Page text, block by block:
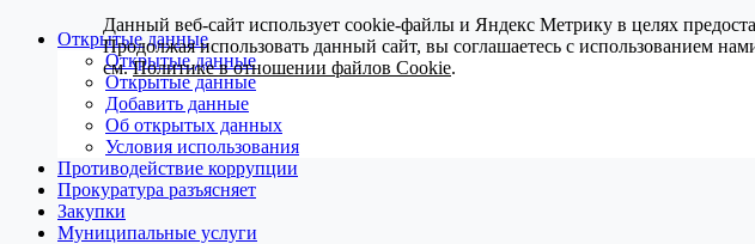
Открытые данные
Открытые данные
Открытые данные
Добавить данные
Об открытых данных
Условия использования
Противодействие коррупции
Прокуратура разъясняет
Закупки
Муниципальные услуги
Данный веб-сайт использует cookie-файлы и Яндекс Метрику в целях
Продолжая использовать данный сайт, вы соглашаетесь с использованием
см.Политике в отношении файлов Cookie.